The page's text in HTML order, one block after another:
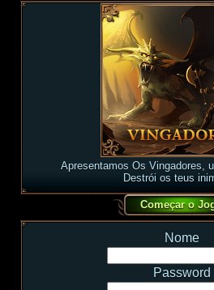
Apresentamos Os Vingadores,
Destrói os teus
Nome
Password